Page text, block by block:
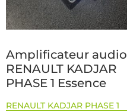
Amplificateur audio
RENAULT KADJAR
PHASE 1 Essence
RENAULT KADJAR PHASE 1